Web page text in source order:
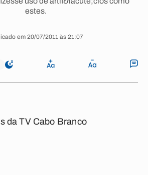
estes.
em 20/07/2011 às 21:07
da TV Cabo Branco